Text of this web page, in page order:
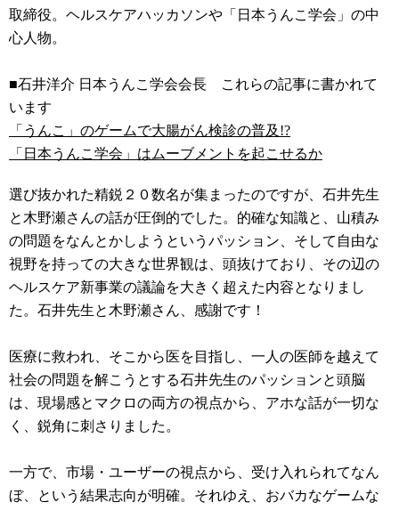
取締役。ヘルスケアハッカソンや「日本うんこ学会」の中
心人物。
■石井洋介 日本うんこ学会会長 これらの記事に書かれて
います
「うんこ」のゲームで大腸がん検診の普及!?
「日本うんこ学会」はムーブメントを起こせるか
選び抜かれた精鋭２０数名が集まったのですが、石井先生
と木野瀬さんの話が圧倒的でした。的確な知識と、山積み
の問題をなんとかしようというパッション、そして自由な
視野を持っての大きな世界観は、頭抜けており、その辺の
ヘルスケア新事業の議論を大きく超えた内容となりまし
た。石井先生と木野瀬さん、感謝です！
医療に救われ、そこから医を目指し、一人の医師を越えて
社会の問題を解こうとする石井先生のパッションと頭脳
は、現場感とマクロの両方の視点から、アホな話が一切な
く、鋭角に刺さりました。
一方で、市場・ユーザーの視点から、受け入れられてなん
ぼ、という結果志向が明確。それゆえ、おバカなゲームな